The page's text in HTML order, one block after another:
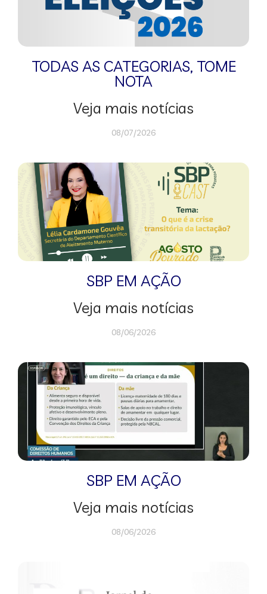
TODAS AS CATEGORIAS, TOME
NOTA
Veja mais notícias
08/07/2026
SBP EM AÇÃO
Veja mais notícias
08/06/2026
SBP EM AÇÃO
Veja mais notícias
08/06/2026